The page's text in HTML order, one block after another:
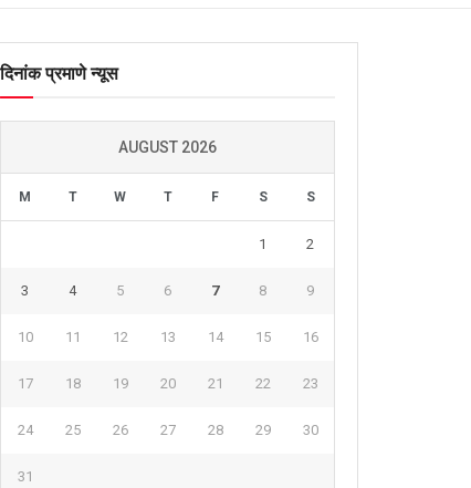
दिनांक प्रमाणे न्यूस
AUGUST 2026
M T W T F S S
1 2
3 4 5 6 7 8 9
10 11 12 13 14 15 16
17 18 19 20 21 22 23
24 25 26 27 28 29 30
31